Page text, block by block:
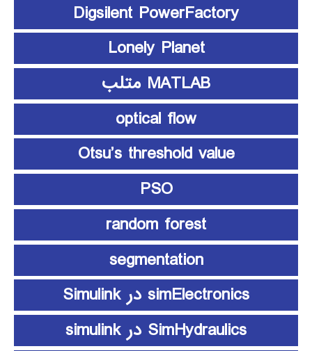
Digsilent PowerFactory
Lonely Planet
MATLAB متلب
optical flow
Otsu’s threshold value
PSO
random forest
segmentation
simElectronics در Simulink
SimHydraulics در simulink